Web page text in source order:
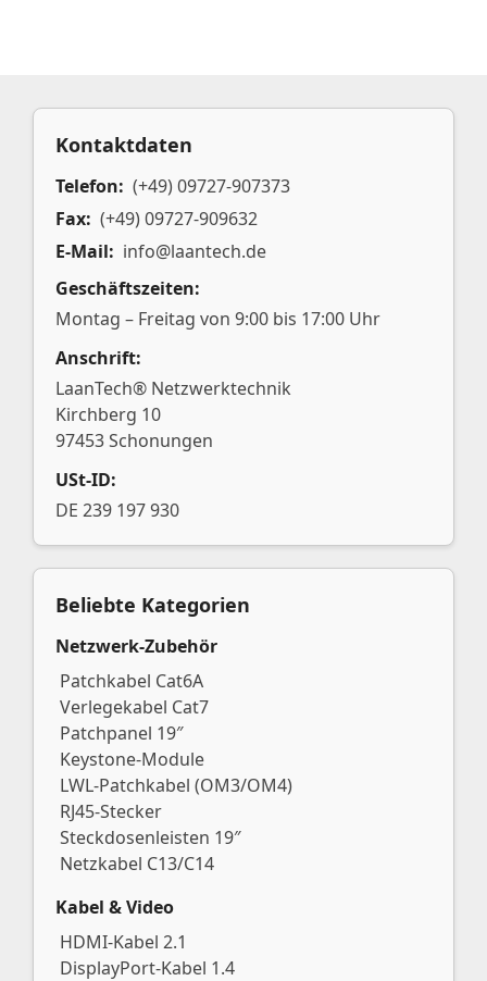
Kontaktdaten
Telefon: (+49) 09727-907373
Fax: (+49) 09727-909632
E-Mail: info@laantech.de
Geschäftszeiten:
Montag – Freitag von 9:00 bis 17:00 Uhr
Anschrift:
LaanTech® Netzwerktechnik
Kirchberg 10
97453 Schonungen
USt-ID:
DE 239 197 930
Beliebte Kategorien
Netzwerk-Zubehör
Patchkabel Cat6A
Verlegekabel Cat7
Patchpanel 19″
Keystone-Module
LWL-Patchkabel (OM3/OM4)
RJ45-Stecker
Steckdosenleisten 19″
Netzkabel C13/C14
Kabel & Video
HDMI-Kabel 2.1
DisplayPort-Kabel 1.4